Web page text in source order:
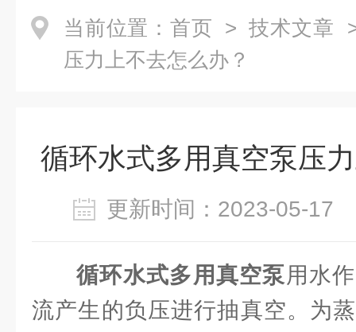
当前位置： 首页 > 技术文章
压力上不去怎么办？
循环水式多用真空泵压
更新时间：2023-05-
循环水式多用真空泵用水
流产生的负压进行抽真空。为